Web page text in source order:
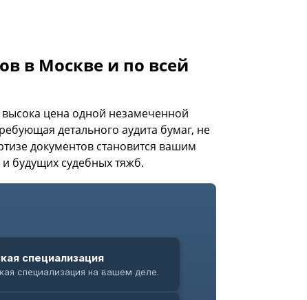
в Москве и по всей
цена одной незамеченной
детального аудита бумаг, не
документов становится вашим
будущих судебных тяжб.
специализация
специализация на вашем деле.
Malov & Malov
Обычные
юристы
20+ 700+
Анализ ситуации и рисков
Разработка стратегии
7
на связи
Личный
контроль